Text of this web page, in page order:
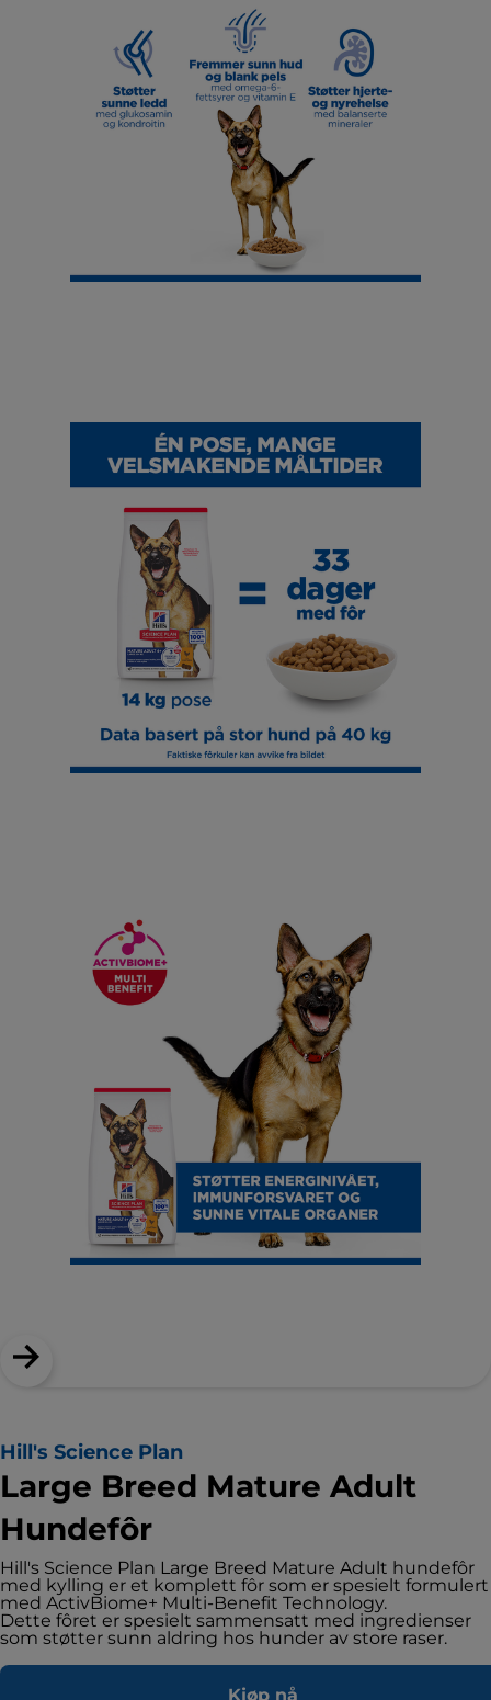
Hill's Science Plan
Large Breed Mature Adult
Hundefôr
Hill's Science Plan Large Breed Mature Adult hundefôr
med kylling er et komplett fôr som er spesielt formulert
med ActivBiome+ Multi-Benefit Technology.
Dette fôret er spesielt sammensatt med ingredienser
som støtter sunn aldring hos hunder av store raser.
Kjøp nå